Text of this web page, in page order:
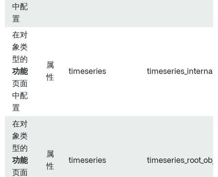
中配
置
在对
象类
型的
功能
页面
中配
置
属
性
timeseries
在对
象类
型的
功能
页面
属
性
timeseries